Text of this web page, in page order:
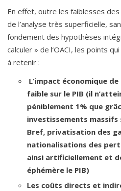
En effet, outre les faiblesses
de l’analyse très superficielle,
fondement des hypothèses
calculer » de l’OACI, les points
à retenir :
L’impact économique
faible sur le PIB (il
péniblement 1% que
investissements massifs
Bref, privatisation des
nationalisations des
ainsi artificiellement et
éphémère le PIB)
Les coûts directs et